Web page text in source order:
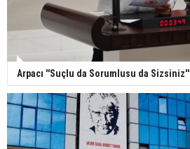
Arpacı ''Suçlu da Sorumlusu da Sizsiniz''